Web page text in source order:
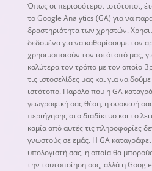
Όπως οι περισσότεροι ιστότοποι,
το Google Analytics (GA) για να
δραστηριότητα των χρηστών.
δεδομένα για να καθορίσουμε τον
χρησιμοποιούν τον ιστότοπό μας,
καλύτερα τον τρόπο με τον οποίο
τις ιστοσελίδες μας και για να
ιστότοπο. Παρόλο που η GA
γεωγραφική σας θέση, η συσκευή
περιήγησης στο διαδίκτυο και το
καμία από αυτές τις πληροφορίες
γνωστούς σε εμάς. Η GA
υπολογιστή σας, η οποία θα
την ταυτοποίηση σας, αλλά η